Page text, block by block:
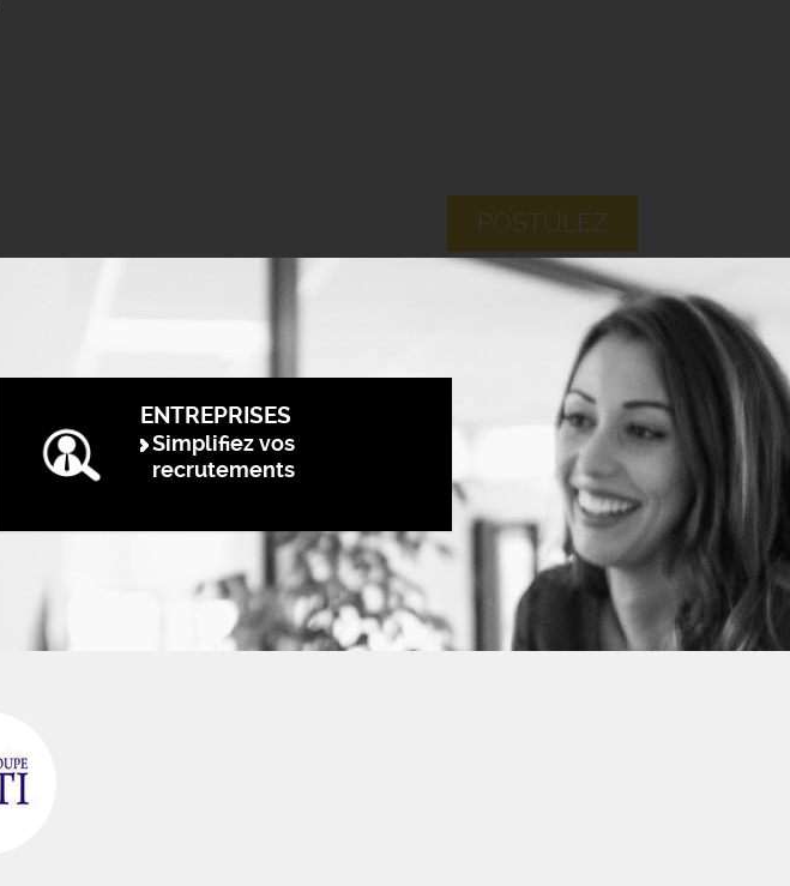
POSTULEZ
ENTREPRISES
Simplifiez vos
recrutements